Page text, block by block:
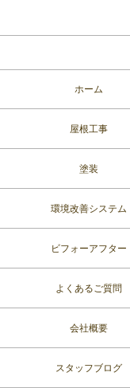
ホーム
屋根工事
塗装
環境改善システム
ビフォーアフター
よくあるご質問
会社概要
スタッフブログ